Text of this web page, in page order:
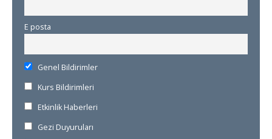
E posta
Genel Bildirimler
Kurs Bildirimleri
Etkinlik Haberleri
Gezi Duyuruları